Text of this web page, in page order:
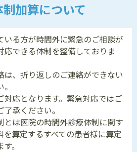
加算について
いる方が時間外に緊急のご相談が
応できる体制を整備しておりま
は、折り返しのご連絡ができない
対応となります。緊急対応ではご
承ください。
とは医院の時間外診療体制に関す
を算定するすべての患者様に算定
。